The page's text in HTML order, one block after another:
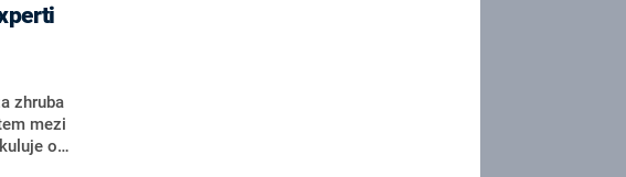
na
také
o
zhruba
mezi
o